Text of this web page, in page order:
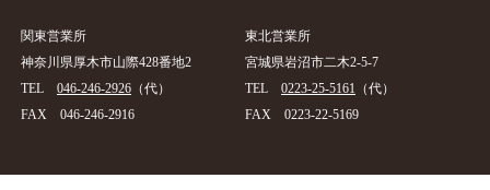
関東営業所
神奈川県厚木市山際428番地2
TEL 046-246-2926 （代）
FAX 046-246-2916
東北営業所
宮城県岩沼市二木2-5-7
TEL 0223-25-5161
（代）
FAX 0223-22-5169